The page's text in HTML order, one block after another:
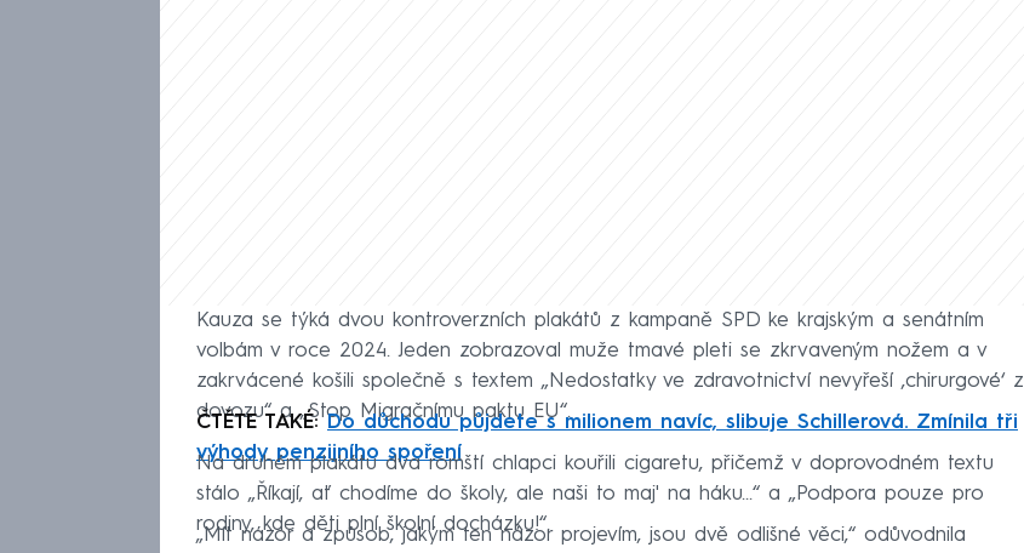
Kauza se týká dvou kontroverzních plakátů z kampaně SPD ke krajským a senátním
volbám v roce 2024. Jeden zobrazoval muže tmavé pleti se zkrvaveným nožem a v
zakrvácené košili společně s textem „Nedostatky ve zdravotnictví nevyřeší ‚chirurgové‘ z
dovozu“ a „Stop Migračnímu paktu EU“.
ČTĚTE TAKÉ:Do důchodu půjdete s milionem navíc, slibuje Schillerová. Zmínila tři
výhody penzijního spoření
Na druhém plakátu dva romští chlapci kouřili cigaretu, přičemž v doprovodném textu
stálo „Říkají, ať chodíme do školy, ale naši to maj' na háku...“ a „Podpora pouze pro
rodiny, kde děti plní školní docházku!“.
„Mít názor a způsob, jakým ten názor projevím, jsou dvě odlišné věci,“ odůvodnila